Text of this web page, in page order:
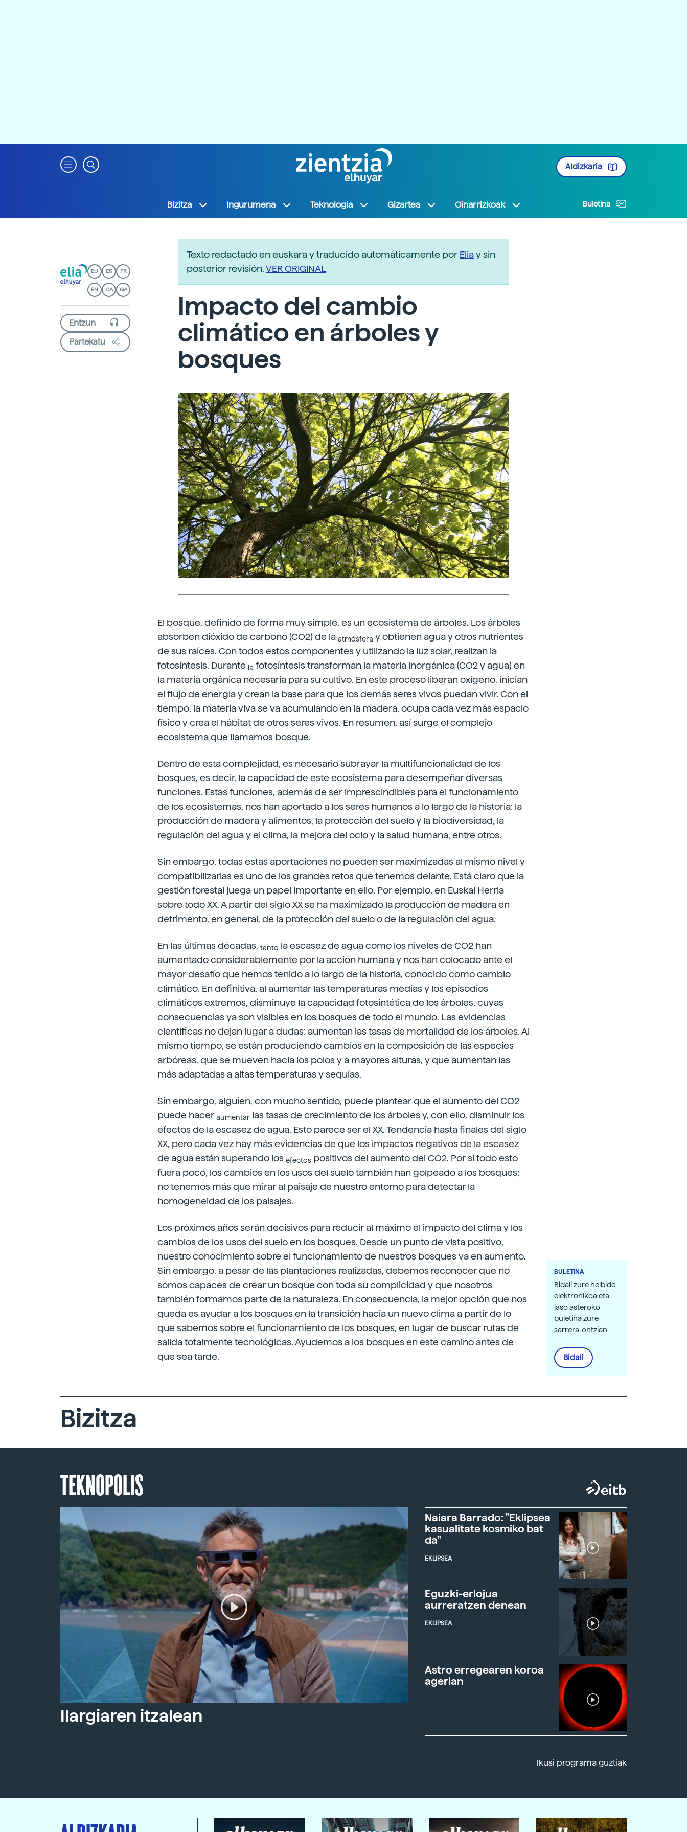
Aldizkaria
Bizitza Ingurumena Teknologia Gizartea Oinarrizkoak Buletina
EU ES FR
EN CA GA
Partekatu
Texto redactado en euskara y traducido automáticamente porEliay sin
posterior revisión.VER ORIGINAL
Impacto del cambio
climático en árboles y
bosques
El bosque, definido de forma muy simple, es un ecosistema de árboles. Los árboles
absorben dióxido de carbono (CO2) de la atmósfera y obtienen agua y otros nutrientes
de sus raíces. Con todos estos componentes y utilizando la luz solar, realizan la
fotosíntesis. Durante la fotosíntesis transforman la materia inorgánica (CO2 y agua) en
la materia orgánica necesaria para su cultivo. En este proceso liberan oxígeno, inician
el flujo de energía y crean la base para que los demás seres vivos puedan vivir. Con el
tiempo, la materia viva se va acumulando en la madera, ocupa cada vez más espacio
físico y crea el hábitat de otros seres vivos. En resumen, así surge el complejo
ecosistema que llamamos bosque.
Dentro de esta complejidad, es necesario subrayar la multifuncionalidad de los
bosques, es decir, la capacidad de este ecosistema para desempeñar diversas
funciones. Estas funciones, además de ser imprescindibles para el funcionamiento
de los ecosistemas, nos han aportado a los seres humanos a lo largo de la historia: la
producción de madera y alimentos, la protección del suelo y la biodiversidad, la
regulación del agua y el clima, la mejora del ocio y la salud humana, entre otros.
Sin embargo, todas estas aportaciones no pueden ser maximizadas al mismo nivel y
compatibilizarlas es uno de los grandes retos que tenemos delante. Está claro que la
gestión forestal juega un papel importante en ello. Por ejemplo, en Euskal Herria
sobre todo XX. A partir del siglo XX se ha maximizado la producción de madera en
detrimento, en general, de la protección del suelo o de la regulación del agua.
En las últimas décadas, tanto la escasez de agua como los niveles de CO2 han
aumentado considerablemente por la acción humana y nos han colocado ante el
mayor desafío que hemos tenido a lo largo de la historia, conocido como cambio
climático. En definitiva, al aumentar las temperaturas medias y los episodios
climáticos extremos, disminuye la capacidad fotosintética de los árboles, cuyas
consecuencias ya son visibles en los bosques de todo el mundo. Las evidencias
científicas no dejan lugar a dudas: aumentan las tasas de mortalidad de los árboles. Al
mismo tiempo, se están produciendo cambios en la composición de las especies
arbóreas, que se mueven hacia los polos y a mayores alturas, y que aumentan las
más adaptadas a altas temperaturas y sequías.
Sin embargo, alguien, con mucho sentido, puede plantear que el aumento del CO2
puede haceraumentar las tasas de crecimiento de los árboles y, con ello, disminuir los
efectos de la escasez de agua. Esto parece ser el XX. Tendencia hasta finales del siglo
XX, pero cada vez hay más evidencias de que los impactos negativos de la escasez
de agua están superando los efectos positivos del aumento del CO2. Por si todo esto
fuera poco, los cambios en los usos del suelo también han golpeado a los bosques;
no tenemos más que mirar al paisaje de nuestro entorno para detectar la
homogeneidad de los paisajes.
Los próximos años serán decisivos para reducir al máximo el impacto del clima y los
cambios de los usos del suelo en los bosques. Desde un punto de vista positivo,
nuestro conocimiento sobre el funcionamiento de nuestros bosques va en aumento.
Sin embargo, a pesar de las plantaciones realizadas, debemos reconocer que no
somos capaces de crear un bosque con toda su complicidad y que nosotros
también formamos parte de la naturaleza. En consecuencia, la mejor opción que nos
queda es ayudar a los bosques en la transición hacia un nuevo clima a partir de lo
que sabemos sobre el funcionamiento de los bosques, en lugar de buscar rutas de
salida totalmente tecnológicas. Ayudemos a los bosques en este camino antes de
que sea tarde.
BULETINA
Bidali zure helbide
elektronikoa eta
jaso asteroko
buletina zure
sarrera-ontzian
Bidali
Bizitza
TEKNOPOLIS
Ilargiaren itzalean
Naiara Barrado: "Eklipsea
kasualitate kosmiko bat
da"
EKLIPSEA
Eguzki-erlojua
aurreratzen denean
EKLIPSEA
Astro erregearen koroa
agerian
Ikusi programa guztiak